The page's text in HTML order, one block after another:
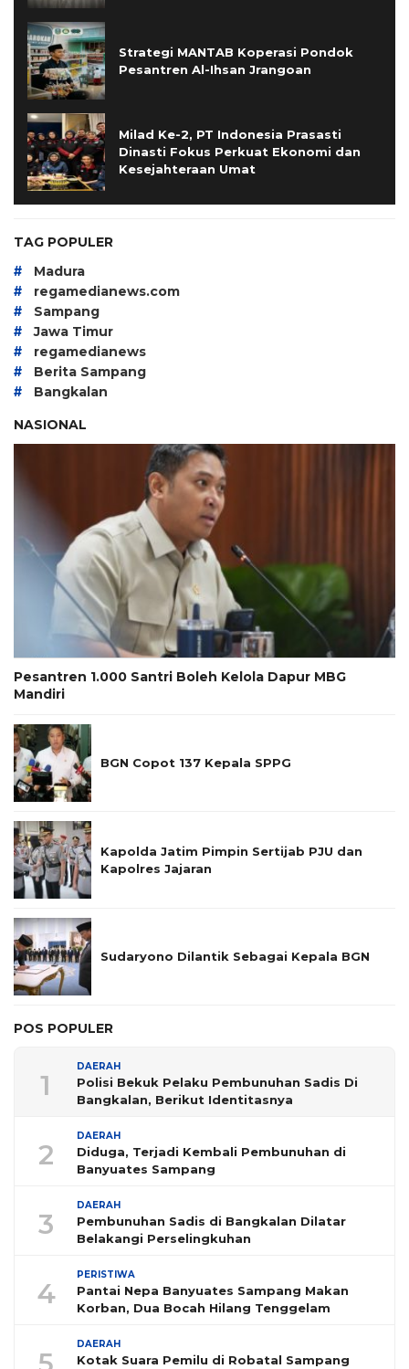
Strategi MANTAB Koperasi Pondok
Pesantren Al-Ihsan Jrangoan
Milad Ke-2, PT Indonesia Prasasti
Dinasti Fokus Perkuat Ekonomi dan
Kesejahteraan Umat
TAG POPULER
# Madura
# regamedianews.com
# Sampang
# Jawa Timur
# regamedianews
# Berita Sampang
#
Bangkalan
NASIONAL
Pesantren 1.000 Santri Boleh Kelola Dapur MBG
Mandiri
BGN Copot 137 Kepala SPPG
Kapolda Jatim Pimpin Sertijab PJU dan
Kapolres Jajaran
Sudaryono Dilantik Sebagai Kepala BGN
POS POPULER
1
DAERAH
Polisi Bekuk Pelaku Pembunuhan Sadis Di
Bangkalan, Berikut Identitasnya
2
DAERAH
Diduga, Terjadi Kembali Pembunuhan di
Banyuates Sampang
3
DAERAH
Pembunuhan Sadis di Bangkalan Dilatar
Belakangi Perselingkuhan
4
PERISTIWA
Pantai Nepa Banyuates Sampang Makan
Korban, Dua Bocah Hilang Tenggelam
DAERAH
Kotak Suara Pemilu di Robatal Sampang